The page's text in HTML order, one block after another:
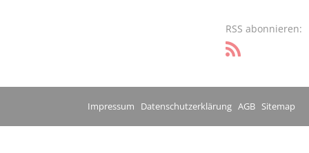
RSS abonnieren:
Impressum Datenschutzerklärung AGB Sitemap